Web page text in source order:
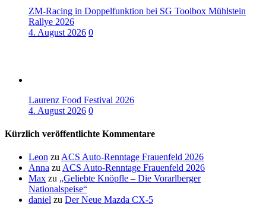
ZM-Racing in Doppelfunktion bei SG Toolbox Mühlstein
Rallye 2026
4. August 2026 0
Laurenz Food Festival 2026
4. August 2026 0
Kürzlich veröffentlichte Kommentare
Leon zuACS Auto-Renntage Frauenfeld 2026
Anna zuACS Auto-Renntage Frauenfeld 2026
Max zu „Geliebte Knöpfle – Die Vorarlberger
Nationalspeise“
daniel zu Der Neue Mazda CX-5